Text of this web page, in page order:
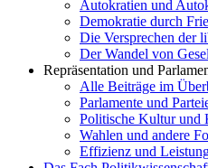
Autokratien und
Demokratie durch
Die Versprechen der
Der Wandel von
Repräsentation und
Alle Beiträge im
Parlamente und
Politische Kultur und
Wahlen und andere
Effizienz und